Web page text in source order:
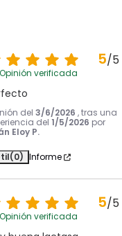
5/5
Opinión verificada
del 3/6/2026 , tras una
del 1/5/2026 por
Eloy P.
(0) Informe
5/5
Opinión verificada